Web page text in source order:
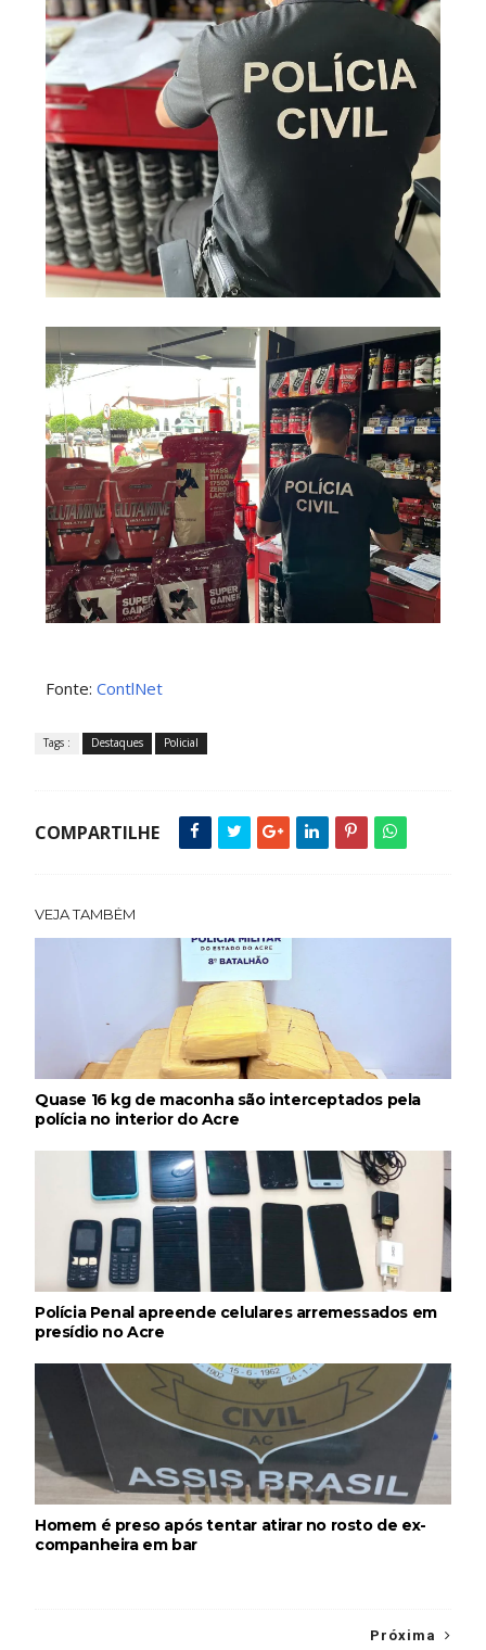
Fonte: ContlNet
Tags : Destaques Policial
COMPARTILHE
VEJA TAMBÉM
Quase 16 kg de maconha são interceptados pela
polícia no interior do Acre
Polícia Penal apreende celulares arremessados em
presídio no Acre
Homem é preso após tentar atirar no rosto de ex-
companheira em bar
Próxima